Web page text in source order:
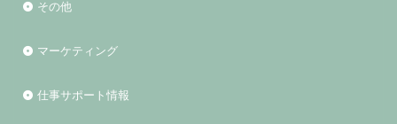
その他
マーケティング
仕事サポート情報